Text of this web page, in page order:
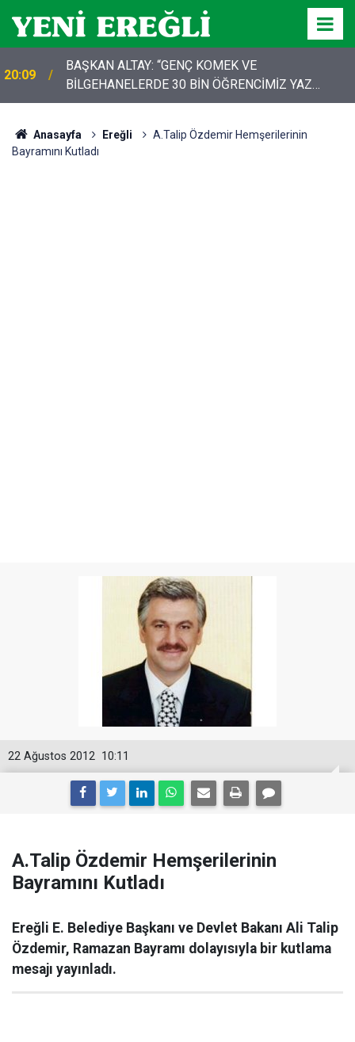
20:09
BAŞKAN ALTAY: “GENÇ KOMEK VE
BİLGEHANELERDE 30 BİN ÖĞRENCİMİZ YAZ
AYLARINI BİZİMLE BİRLİKTE GEÇİRİYOR”
Anasayfa Ereğli
A.Talip Özdemir Hemşerilerinin
Bayramını Kutladı
10:11
22 Ağustos 2012
A.Talip Özdemir Hemşerilerinin
Bayramını Kutladı
Ereğli E. Belediye Başkanı ve Devlet Bakanı Ali Talip
Özdemir, Ramazan Bayramı dolayısıyla bir kutlama
mesajı yayınladı.